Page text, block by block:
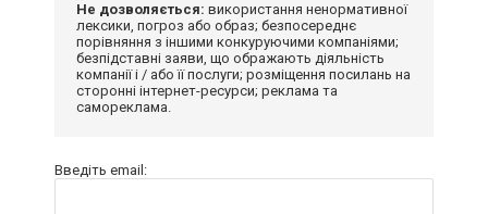
Не дозволяється: використання ненормативної
лексики, погроз або образ; безпосереднє
порівняння з іншими конкуруючими компаніями;
безпідставні заяви, що ображають діяльність
компанії і / або її послуги; розміщення посилань на
сторонні інтернет-ресурси; реклама та
самореклама.
Введіть email: